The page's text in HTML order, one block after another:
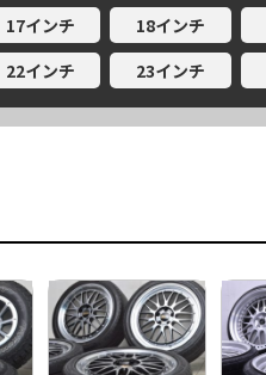
17インチ 18インチ
22インチ 23インチ